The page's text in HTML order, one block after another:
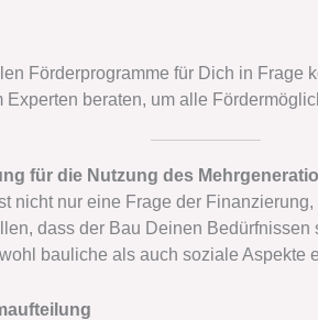
Förderprogramme für Dich in Frage
Experten beraten, um alle
für die Nutzung des
nicht nur eine Frage der
dass der Bau Deinen
bauliche als auch soziale Aspekte